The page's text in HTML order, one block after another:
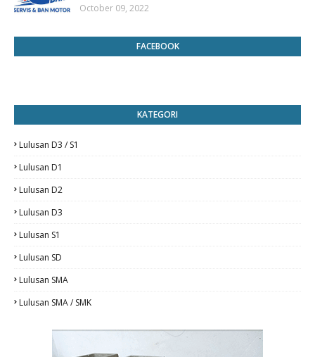
October 09, 2022
FACEBOOK
KATEGORI
Lulusan D3 / S1
Lulusan D1
Lulusan D2
Lulusan D3
Lulusan S1
Lulusan SD
Lulusan SMA
Lulusan SMA / SMK